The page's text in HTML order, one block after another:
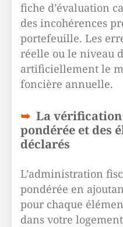
fiche d’évaluation
des incohérences
portefeuille. Les
réelle ou le niveau
artificiellement le
foncière annuelle.
La
pondérée et des
déclarés
L’administration
pondérée en
pour chaque
dans votre